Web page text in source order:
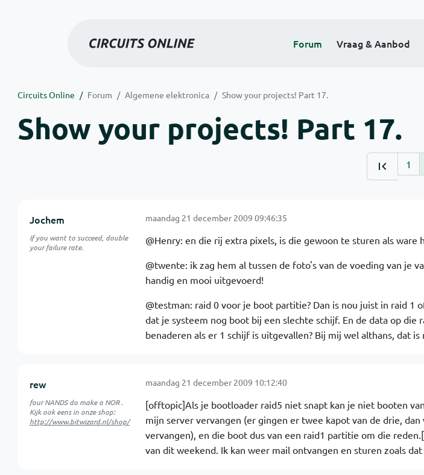
Forum Vraag & Aanbod
Circuits Online Forum Algemene elektronica Show your projects! Part 17.
Show your projects! Part 17.
1
Jochem
If you want to succeed, double
your failure rate.
maandag 21 december 2009 09:46:35
@Henry: en die rij extra pixels, is die gewoon te sturen als ware
@twente: ik zag hem al tussen de foto's van de voeding van je
handig en mooi uitgevoerd!
@testman: raid 0 voor je boot partitie? Dan is nou juist in raid 1
dat je systeem nog boot bij een slechte schijf. En de data op die
benaderen als er 1 schijf is uitgevallen? Bij mij wel althans, dat
rew
four NANDS do make a NOR .
Kijk ook eens in onze shop:
http://www.bitwizard.nl/shop/
maandag 21 december 2009 10:12:40
[offtopic]Als je bootloader raid5 niet snapt kan je niet booten
mijn server vervangen (er gingen er twee kapot van de drie,
vervangen), en die boot dus van een raid1 partitie om die
van dit weekend. Ik kan weer mail ontvangen en sturen zoals